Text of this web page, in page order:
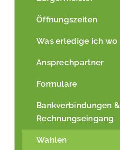
Öffnungszeiten
Was erledige ich wo
Ansprechpartner
Formulare
Bankverbindungen
Rechnungseingang
Wahlen